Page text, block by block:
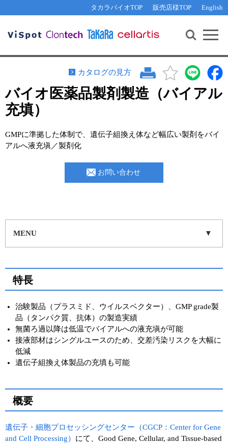
タカラバイオTOP 販売店様TOP English
機能解析・サイレンシング
核酸抽出・精製・標識
PCR・等温増幅
装置・ソフトウェア
その他 ライセンスに関するご相談
遺伝子組換え生物該当製品
研究支援ツール
Cut-Site Navigator 制限酵素切断サイトの検索
In-Fusion Cloning プライマー設計
抗体検索サイト
プライマー検索・注文
プライマー・プローブ検索・注文
実験ガイド
リアルタイムPCR実験ガイド
幹細胞・再生医療研究ガイド
クローニング実験ガイド
細胞選択ガイド
RNAi実験ガイド
アプリケーションノート
お問い合わせ WEB会員登録
カタログの見方
バイオ医薬品製剤製造（バイアル
充填）
GMPに準拠した体制で、遺伝子組換え体など幅広い製剤をバイ
アルへ液充塡／製剤化
お問い合わせ
MENU
特長
治験製品（プラスミド、ウイルスベクター）、GMP grade製
品（タンパク質、抗体）の製造実績
無菌ろ過以降は低温でバイアルへの液充塡が可能
接液部材はシングルユースのため、交差汚染リスクを大幅に
低減
遺伝子組換え体製品の充填も可能
概要
遺伝子・細胞プロセッシングセンター（CGCP：Center for Gene
and Cell Processing） にて、Good Gene, Cellular, and Tissue-based